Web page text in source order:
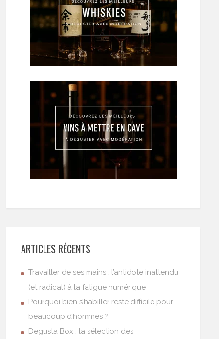
ARTICLES RÉCENTS
Travailler de ses mains : l’antidote inattendu
(et radical) à la fatigue numérique
Pourquoi bien s’habiller reste difficile pour
beaucoup d’hommes ?
Degusta Box : la sélection des